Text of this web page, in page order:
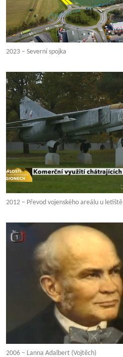
2023 – Severní spojka
2012 – Převod vojenského areálu u letiště
2006 – Lanna Adalbert (Vojtěch)